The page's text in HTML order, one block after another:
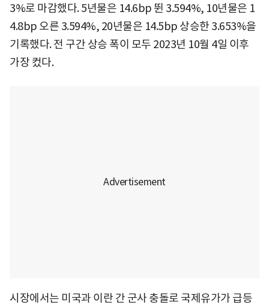
3%로 마감했다. 5년물은 14.6bp 뛴 3.594%, 10년물은 1
4.8bp 오른 3.594%, 20년물은 14.5bp 상승한 3.653%을
기록했다. 전 구간 상승 폭이 모두 2023년 10월 4일 이후
가장 컸다.
시장에서는 미국과 이란 간 군사 충돌로 국제유가가 급등